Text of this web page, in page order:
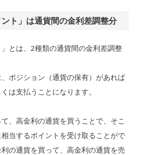
ント」は通貨間の金利差調整分
」とは、2種類の通貨間の金利差調整
ポジション（通貨の保有）があれば
は支払うことになります。
、高金利の通貨を買うことで、そこ
当するポイントを受け取ることがで
の通貨を買って、高金利の通貨を売